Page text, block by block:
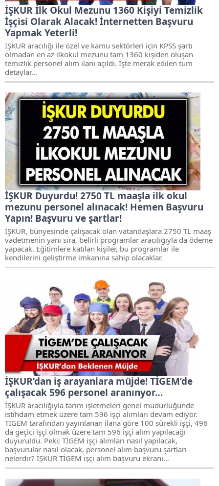
İŞKUR İlk Okul Mezunu 1360 Kişiyi Temizlik
İşçisi Olarak Alacak! İnternetten Başvuru
Yapmak Yeterli!
İŞKUR aracılığı ile özel ve kamu sektörleri için KPSS şartı
olmadan en az ilkokul mezunu tam 1360 kişiden oluşan
temizlik personel alım ilanı açıldı. İşte merak edilen tüm
detaylar…
İŞKUR Duyurdu! 2750 TL maaşla ilk okul
mezunu personel alınacak! Hemen Başvuru
Yapın! Başvuru ve şartlar!
İŞKUR, bünyesinde çalışacak olan vatandaşlara 2750 TL maaş
vadetmenin yanı sıra, belirli programlar aracılığıyla da ödeme
yapacak. Eğitimlere katılan kişiler, bu programlar ile
kendilerini geliştirme imkanına sahip olacaklar.
İŞKUR’dan iş arayanlara müjde! TİGEM’de
çalışacak 596 personel aranınyor…
İŞKUR aracılığıyla tarım işletmeleri genel müdürlüğünde
istihdam etmek üzere tam 596 işçi alımları devam ediyor.
TİGEM tarafından yayınlanan ilana göre 100 sürekli işçi, 496
da geçici işçi olmak üzere tam 596 işçi alım yapılacağı
duyuruldu. Peki; TİGEM işçi alımları nasıl yapılacak,
başvurular nasıl olacak, personel alım başvuru şartları
nelerdir? İŞKUR TİGEM işçi alım başvuru ekranı…